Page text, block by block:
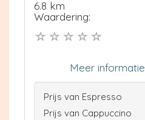
6.8 km
Waardering:
Meer informatie
Prijs van Espresso
Prijs van Cappuccino